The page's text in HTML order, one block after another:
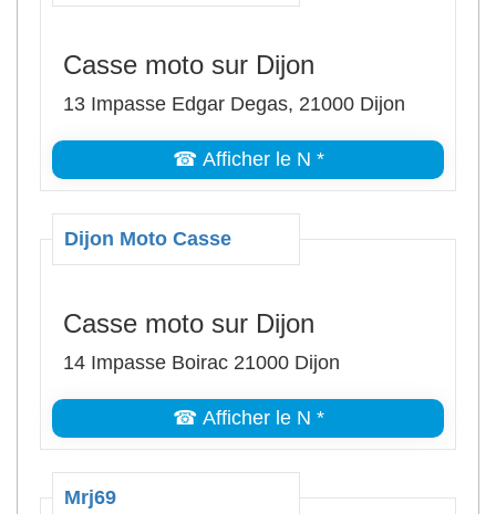
Casse moto sur Dijon
13 Impasse Edgar Degas, 21000 Dijon
☎ Afficher le N *
Dijon Moto Casse
Casse moto sur Dijon
14 Impasse Boirac 21000 Dijon
☎ Afficher le N *
Mrj69